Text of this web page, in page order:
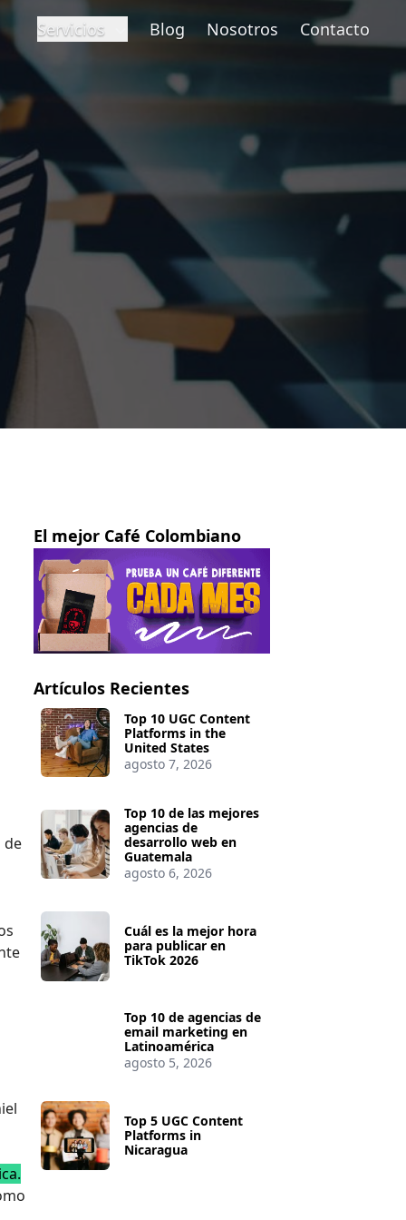
Servicios Blog Nosotros Contacto
de
El mejor Café Colombiano
Artículos Recientes
Top 10 UGC Content
Platforms in the
United States
agosto 7, 2026
Top 10 de las mejores
agencias de
desarrollo web en
Guatemala
agosto 6, 2026
Cuál es la mejor hora
para publicar en
TikTok 2026
Top 10 de agencias de
email marketing en
Latinoamérica
agosto 5, 2026
Top 5 UGC Content
Platforms in
Nicaragua